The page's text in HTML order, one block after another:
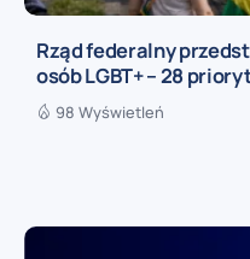
Rząd federalny
osób LGBT+ – 28
98 Wyświetleń